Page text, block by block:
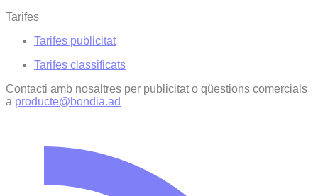
Tarifes
Tarifes publicitat
Tarifes classificats
Contacti amb nosaltres per publicitat o qüestions comercials
a producte@bondia.ad